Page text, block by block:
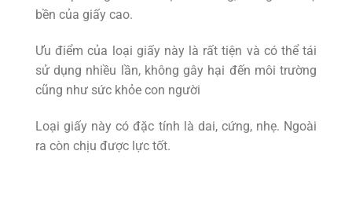
bền của giấy cao.
Ưu điểm của loại giấy này là rất tiện và có thể tái
sử dụng nhiều lần, không gây hại đến môi trường
cũng như sức khỏe con người
Loại giấy này có đặc tính là dai, cứng, nhẹ. Ngoài
ra còn chịu được lực tốt.